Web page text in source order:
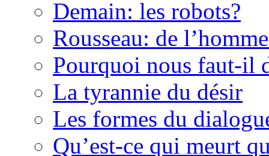
Demain: les robots?
Rousseau: de
Pourquoi nous faut-il
La tyrannie du désir
Les formes du
Qu’est-ce qui meurt